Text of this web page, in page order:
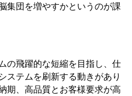
集団を増やすかというのが課
の飛躍的な短縮を目指し、仕
ステムを刷新する動きがあり
期、高品質とお客様要求が高